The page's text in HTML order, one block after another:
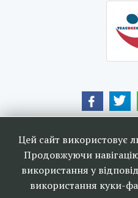
Цей сайт використовує
Продовжуючи
використання у
використання куки-